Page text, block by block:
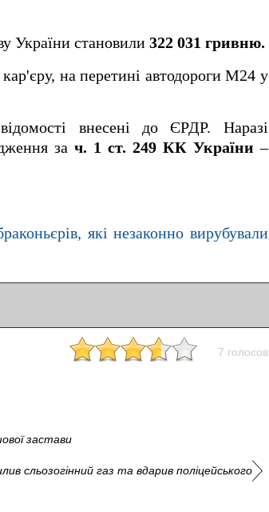
України становили 322 031 гривню.
на перетині автодороги М24 у
внесені до ЄРДР. Наразі
зач. 1 ст. 249 КК України –
які незаконно вирубували
7 голосов
застави
сльозогінний газ та вдарив поліцейського